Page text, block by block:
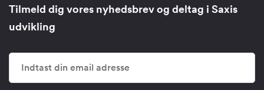
Tilmeld dig vores nyhedsbrev og deltag i Saxis
udvikling